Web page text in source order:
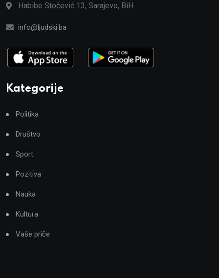
Habibe Stočević 13, Sarajevo, BiH
info@ljudski.ba
Kategorije
Politika
Društvo
Sport
Pozitiva
Nauka
Kultura
Vaše priče